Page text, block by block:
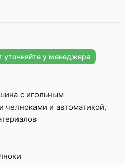
уточняйте у менеджера
с игольным
и автоматикой,